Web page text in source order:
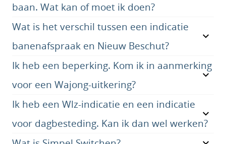
baan. Wat kan of moet ik doen?
Wat is het verschil tussen een indicatie
banenafspraak en Nieuw Beschut?
Ik heb een beperking. Kom ik in aanmerking
voor een Wajong-uitkering?
Ik heb een Wlz-indicatie en een indicatie
voor dagbesteding. Kan ik dan wel werken?